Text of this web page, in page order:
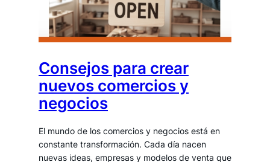
Consejos para crear
nuevos comercios y
negocios
El mundo de los comercios y negocios está en
constante transformación. Cada día nacen
nuevas ideas, empresas y modelos de venta que